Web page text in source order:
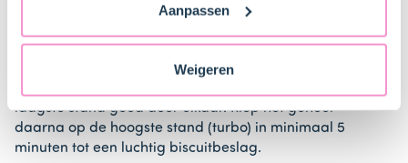
naar technology providers en partners in de Verenigde
Staten. Je kunt op elk moment van gedachten
Aanpassen
Weigeren
Biscuittaart)samen met deeieren (5 stuks), het
en hetwater (50 ml)
laagste stand goed door elkaar. Klop het geheel
daarna op de hoogste stand (turbo) in minimaal 5
minuten tot een luchtig biscuitbeslag.